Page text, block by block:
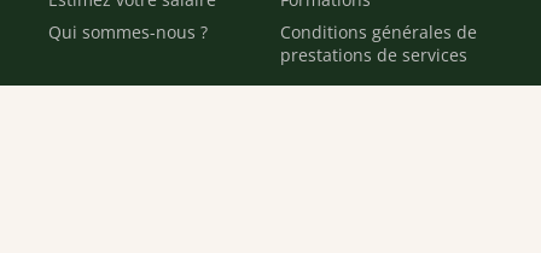
Qui sommes-nous ?
Conditions générales de
prestations de services